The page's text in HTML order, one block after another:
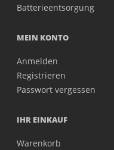
Batterieentsorgung
MEIN KONTO
Anmelden
Registrieren
Passwort vergessen
IHR EINKAUF
Warenkorb